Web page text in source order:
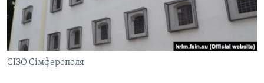
СВІДЧЕННЯ ОКУПАЦІЇ
УКРАЇНСЬКА ПРОБЛЕМА КРИМУ
ІНФОГРАФІКА
Qırımtatar
ДОЛУЧАЙСЯ!
СІЗО Сімферополя